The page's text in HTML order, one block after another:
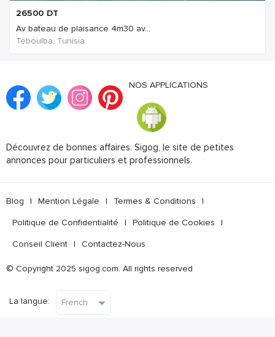
26500 DT
Av bateau de plaisance 4m30 av...
Téboulba, Tunisia
NOS APPLICATIONS
Découvrez de bonnes affaires. Sigog, le site de petites
annonces pour particuliers et professionnels.
Blog | Mention Légale | Termes & Conditions |
Politique de Confidentialité | Politique de Cookies |
Conseil Client | Contactez-Nous
© Copyright 2025 sigog.com. All rights reserved
La langue: